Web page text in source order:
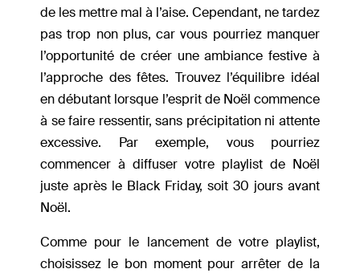
de les mettre mal à l’aise. Cependant, ne tardez
pas trop non plus, car vous pourriez manquer
l’opportunité de créer une ambiance festive à
l’approche des fêtes. Trouvez l’équilibre idéal
en débutant lorsque l’esprit de Noël commence
à se faire ressentir, sans précipitation ni attente
excessive. Par exemple, vous pourriez
commencer à diffuser votre playlist de Noël
juste après le Black Friday, soit 30 jours avant
Noël.
Comme pour le lancement de votre playlist,
choisissez le bon moment pour arrêter de la